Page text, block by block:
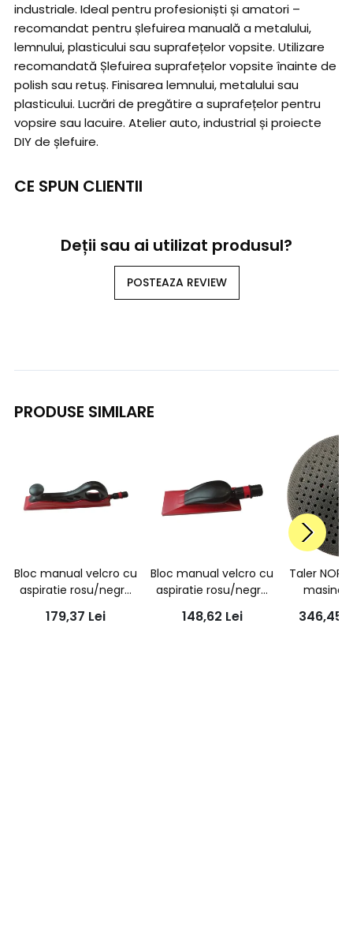
industriale. Ideal pentru profesioniști și amatori –
recomandat pentru șlefuirea manuală a metalului,
lemnului, plasticului sau suprafețelor vopsite. Utilizare
recomandată Șlefuirea suprafețelor vopsite înainte de
polish sau retuș. Finisarea lemnului, metalului sau
plasticului. Lucrări de pregătire a suprafețelor pentru
vopsire sau lacuire. Atelier auto, industrial și proiecte
DIY de șlefuire.
CE SPUN CLIENTII
Deții sau ai utilizat produsul?
POSTEAZA REVIEW
PRODUSE SIMILARE
Bloc manual velcro cu
aspiratie rosu/negru
70*420mm | AG
179,37 Lei
Bloc manual velcro cu
aspiratie rosu/negru
70*198mm | AG
148,62 Lei
Taler
masina
346,45